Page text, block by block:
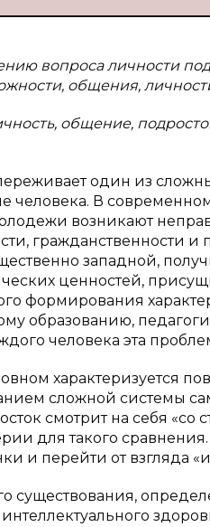
вопроса личности
общения,
общение,
один из
человека. В
возникают
гражданственности
западной,
ценностей,
формирования
образованию,
человека эта
характеризуется
сложной системы
смотрит на себя «со
для такого
и перейти от взгляда
существования,